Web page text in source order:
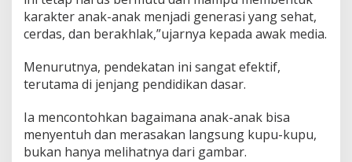
karakter anak-anak menjadi generasi yang sehat,
cerdas, dan berakhlak,”ujarnya kepada awak media.
Menurutnya, pendekatan ini sangat efektif,
terutama di jenjang pendidikan dasar.
Ia mencontohkan bagaimana anak-anak bisa
menyentuh dan merasakan langsung kupu-kupu,
bukan hanya melihatnya dari gambar.